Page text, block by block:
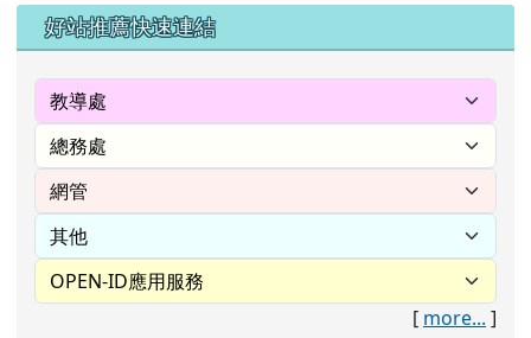
左邊區域內容
好站推薦快速連結
[ more... ]